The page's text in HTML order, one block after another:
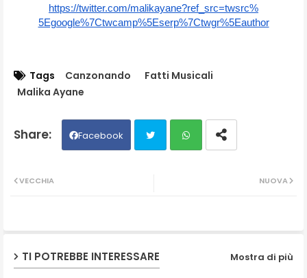
https://twitter.com/malikayane?ref_src=twsrc%
5Egoogle%7Ctwcamp%5Eserp%7Ctwgr%5Eauthor
Tags Canzonando
Fatti Musicali
Malika Ayane
Facebook
NUOVA
VECCHIA
TI POTREBBE INTERESSARE Mostra di più